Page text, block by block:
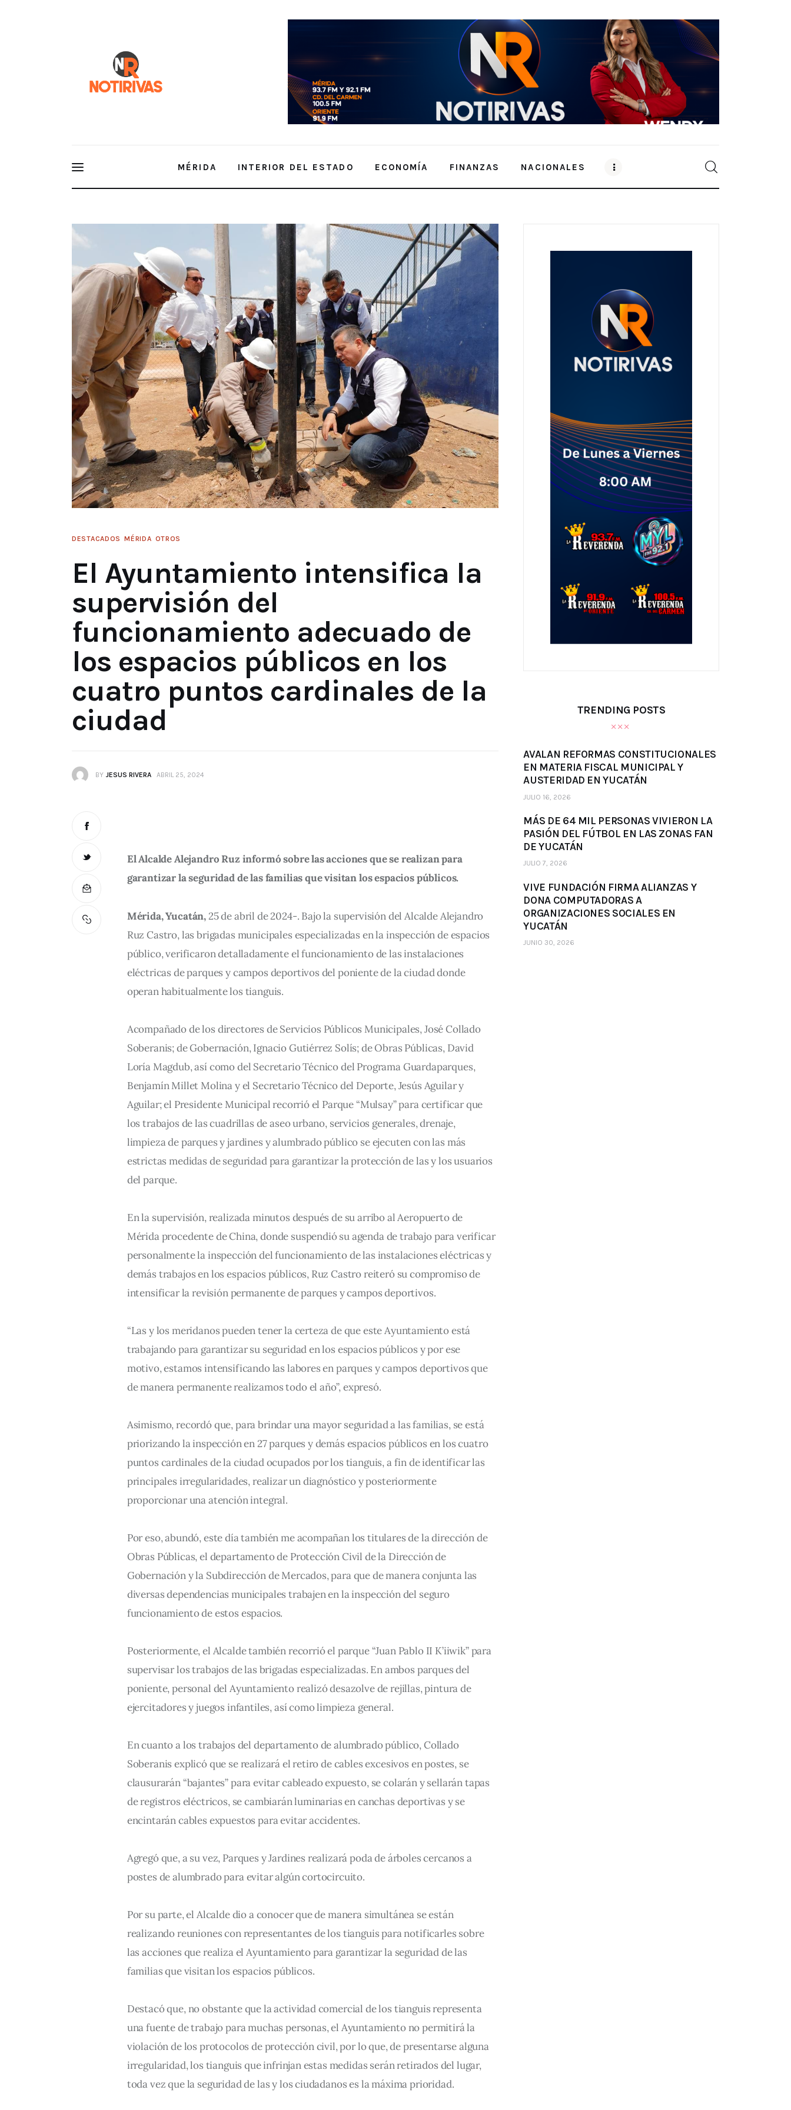
MÉRIDA INTERIOR DEL ESTADO ECONOMÍA FINANZAS NACIONALES
El Ayuntamiento intensifica la supervisión del funcionamiento adecuado de los espacios
públicos en los cuatro puntos cardinales de la ciudad
DESTACADOS MÉRIDA OTROS
El Ayuntamiento intensifica la
supervisión del
funcionamiento adecuado de
los espacios públicos en los
cuatro puntos cardinales de la
ciudad
BY JESUS RIVERA ABRIL 25, 2024
El Alcalde Alejandro Ruz informó sobre las acciones que se realizan para
garantizar la seguridad de las familias que visitan los espacios públicos.
Mérida, Yucatán, 25 de abril de 2024-. Bajo la supervisión del Alcalde Alejandro
Ruz Castro, las brigadas municipales especializadas en la inspección de espacios
público, verificaron detalladamente el funcionamiento de las instalaciones
eléctricas de parques y campos deportivos del poniente de la ciudad donde
operan habitualmente los tianguis.
Acompañado de los directores de Servicios Públicos Municipales, José Collado
Soberanis; de Gobernación, Ignacio Gutiérrez Solís; de Obras Públicas, David
Loría Magdub, así como del Secretario Técnico del Programa Guardaparques,
Benjamín Millet Molina y el Secretario Técnico del Deporte, Jesús Aguilar y
Aguilar; el Presidente Municipal recorrió el Parque “Mulsay” para certificar que
los trabajos de las cuadrillas de aseo urbano, servicios generales, drenaje,
limpieza de parques y jardines y alumbrado público se ejecuten con las más
estrictas medidas de seguridad para garantizar la protección de las y los usuarios
del parque.
En la supervisión, realizada minutos después de su arribo al Aeropuerto de
Mérida procedente de China, donde suspendió su agenda de trabajo para verificar
personalmente la inspección del funcionamiento de las instalaciones eléctricas y
demás trabajos en los espacios públicos, Ruz Castro reiteró su compromiso de
intensificar la revisión permanente de parques y campos deportivos.
“Las y los meridanos pueden tener la certeza de que este Ayuntamiento está
trabajando para garantizar su seguridad en los espacios públicos y por ese
motivo, estamos intensificando las labores en parques y campos deportivos que
de manera permanente realizamos todo el año”, expresó.
Asimismo, recordó que, para brindar una mayor seguridad a las familias, se está
priorizando la inspección en 27 parques y demás espacios públicos en los cuatro
puntos cardinales de la ciudad ocupados por los tianguis, a fin de identificar las
principales irregularidades, realizar un diagnóstico y posteriormente
proporcionar una atención integral.
Por eso, abundó, este día también me acompañan los titulares de la dirección de
Obras Públicas, el departamento de Protección Civil de la Dirección de
Gobernación y la Subdirección de Mercados, para que de manera conjunta las
diversas dependencias municipales trabajen en la inspección del seguro
funcionamiento de estos espacios.
Posteriormente, el Alcalde también recorrió el parque “Juan Pablo II K’iiwik” para
supervisar los trabajos de las brigadas especializadas. En ambos parques del
poniente, personal del Ayuntamiento realizó desazolve de rejillas, pintura de
ejercitadores y juegos infantiles, así como limpieza general.
En cuanto a los trabajos del departamento de alumbrado público, Collado
Soberanis explicó que se realizará el retiro de cables excesivos en postes, se
clausurarán “bajantes” para evitar cableado expuesto, se colarán y sellarán tapas
de registros eléctricos, se cambiarán luminarias en canchas deportivas y se
encintarán cables expuestos para evitar accidentes.
Agregó que, a su vez, Parques y Jardines realizará poda de árboles cercanos a
postes de alumbrado para evitar algún cortocircuito.
Por su parte, el Alcalde dio a conocer que de manera simultánea se están
realizando reuniones con representantes de los tianguis para notificarles sobre
las acciones que realiza el Ayuntamiento para garantizar la seguridad de las
familias que visitan los espacios públicos.
Destacó que, no obstante que la actividad comercial de los tianguis representa
una fuente de trabajo para muchas personas, el Ayuntamiento no permitirá la
violación de los protocolos de protección civil, por lo que, de presentarse alguna
irregularidad, los tianguis que infrinjan estas medidas serán retirados del lugar,
toda vez que la seguridad de las y los ciudadanos es la máxima prioridad.
TRENDING POSTS
AVALAN REFORMAS CONSTITUCIONALES
EN MATERIA FISCAL MUNICIPAL Y
AUSTERIDAD EN YUCATÁN
JULIO 16, 2026
MÁS DE 64 MIL PERSONAS VIVIERON LA
PASIÓN DEL FÚTBOL EN LAS ZONAS FAN
DE YUCATÁN
JULIO 7, 2026
VIVE FUNDACIÓN FIRMA ALIANZAS Y
DONA COMPUTADORAS A
ORGANIZACIONES SOCIALES EN
YUCATÁN
JUNIO 30, 2026